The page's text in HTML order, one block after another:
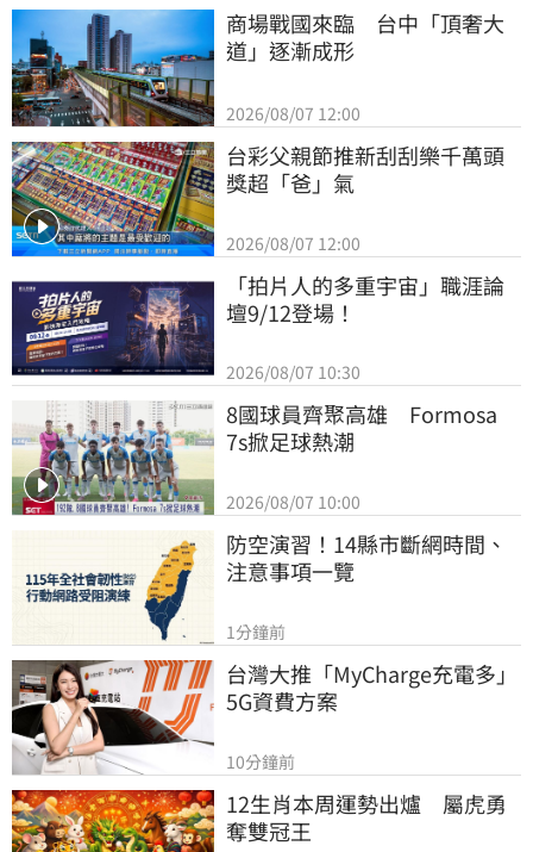
商場戰國來臨　台中「頂奢大
道」逐漸成形
2026/08/07 12:00
台彩父親節推新刮刮樂千萬頭
獎超「爸」氣
2026/08/07 12:00
「拍片人的多重宇宙」職涯論
壇9/12登場！
2026/08/07 10:30
8國球員齊聚高雄　Formosa
7s掀足球熱潮
2026/08/07 10:00
防空演習！14縣市斷網時間、
注意事項一覽
1分鐘前
台灣大推「MyCharge充電多」
5G資費方案
10分鐘前
12生肖本周運勢出爐　屬虎勇
奪雙冠王